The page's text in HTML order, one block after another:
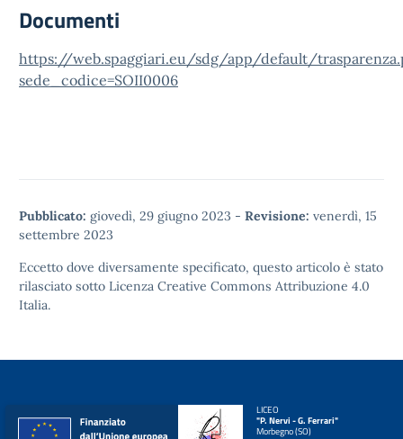
Documenti
https://web.spaggiari.eu/sdg/app/default/
sede_codice=SOII0006
Pubblicato: giovedì, 29 giugno 2023 - Revisione: venerdì, 15
settembre 2023
Eccetto dove diversamente specificato, questo articolo è stato
rilasciato sotto Licenza Creative Commons Attribuzione 4.0
Italia.
LICEO
"P. Nervi - G. Ferrari"
Morbegno (SO)